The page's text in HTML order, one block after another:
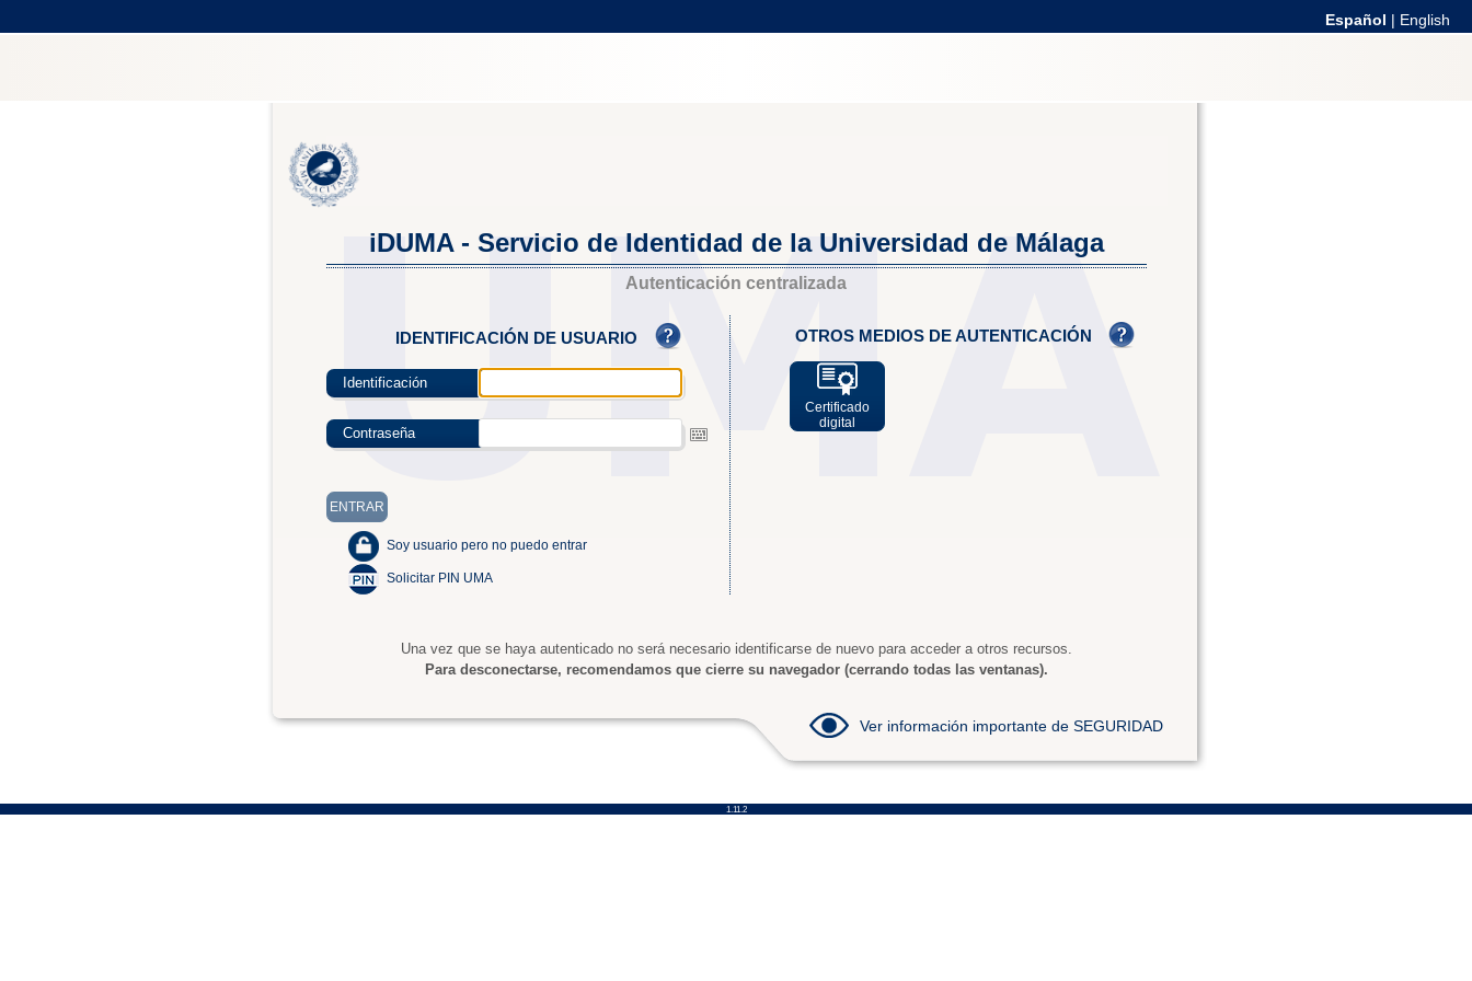
Español | English
iDUMA - Servicio de Identidad de la Universidad de Málaga
Autenticación centralizada
IDENTIFICACIÓN DE USUARIO
Identificación
Contraseña
Soy usuario pero no puedo entrar
Solicitar PIN UMA
OTROS MEDIOS DE AUTENTICACIÓN
Certificado
digital
Una vez que se haya autenticado no será necesario identificarse de nuevo para acceder a otros recursos.
Para desconectarse, recomendamos que cierre su navegador (cerrando todas las ventanas).
Ver información importante de SEGURIDAD
1.11.2